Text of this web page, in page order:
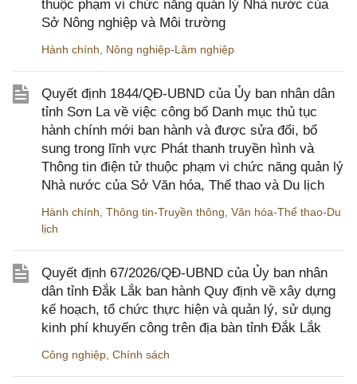
thuộc phạm vi chức năng quản lý Nhà nước của
Sở Nông nghiệp và Môi trường
Hành chính Nông nghiệp-Lâm nghiệp
Quyết định 1844/QĐ-UBND của Ủy ban nhân dân
tỉnh Sơn La về việc công bố Danh mục thủ tục
hành chính mới ban hành và được sửa đổi, bổ
sung trong lĩnh vực Phát thanh truyền hình và
Thông tin điện tử thuộc phạm vi chức năng quản lý
Nhà nước của Sở Văn hóa, Thể thao và Du lịch
Hành chính Thông tin-Truyền thông Văn hóa-Thể thao-Du
lịch
Quyết định 67/2026/QĐ-UBND của Ủy ban nhân
dân tỉnh Đắk Lắk ban hành Quy định về xây dựng
kế hoạch, tổ chức thực hiện và quản lý, sử dụng
kinh phí khuyến công trên địa bàn tỉnh Đắk Lắk
Công nghiệp Chính sách